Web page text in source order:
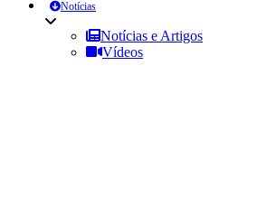
Notícias
Notícias e Artigos
Vídeos